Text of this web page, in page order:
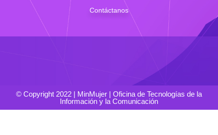
Contáctanos
© Copyright 2022 | MinMujer | Oficina de Tecnologías de la
Información y la Comunicación